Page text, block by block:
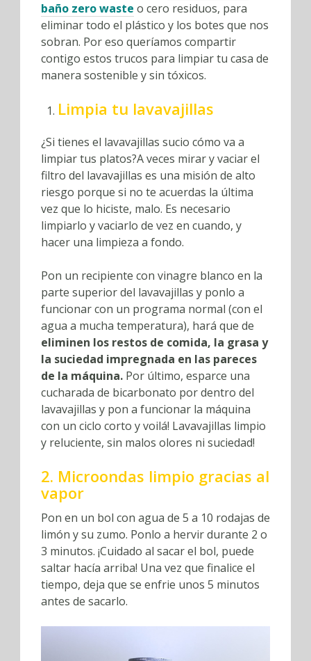
baño zero waste o cero residuos, para
eliminar todo el plástico y los botes que nos
sobran. Por eso queríamos compartir
contigo estos trucos para limpiar tu casa de
manera sostenible y sin tóxicos.
Limpia tu lavavajillas
¿Si tienes el lavavajillas sucio cómo va a
limpiar tus platos?A veces mirar y vaciar el
filtro del lavavajillas es una misión de alto
riesgo porque si no te acuerdas la última
vez que lo hiciste, malo. Es necesario
limpiarlo y vaciarlo de vez en cuando, y
hacer una limpieza a fondo.
Pon un recipiente con vinagre blanco en la
parte superior del lavavajillas y ponlo a
funcionar con un programa normal (con el
agua a mucha temperatura), hará que de
eliminen los restos de comida, la grasa y
la suciedad impregnada en las pareces
de la máquina. Por último, esparce una
cucharada de bicarbonato por dentro del
lavavajillas y pon a funcionar la máquina
con un ciclo corto y voilá! Lavavajillas limpio
y reluciente, sin malos olores ni suciedad!
2. Microondas limpio gracias al
vapor
Pon en un bol con agua de 5 a 10 rodajas de
limón y su zumo. Ponlo a hervir durante 2 o
3 minutos. ¡Cuidado al sacar el bol, puede
saltar hacía arriba! Una vez que finalice el
tiempo, deja que se enfrie unos 5 minutos
antes de sacarlo.